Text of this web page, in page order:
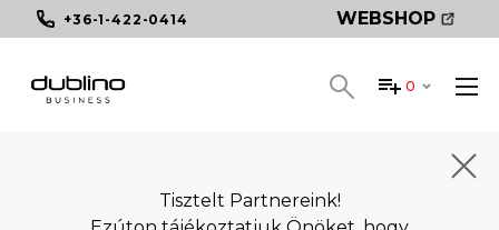
+36-1-422-0414 WEBSHOP
0
Tisztelt Partnereink!